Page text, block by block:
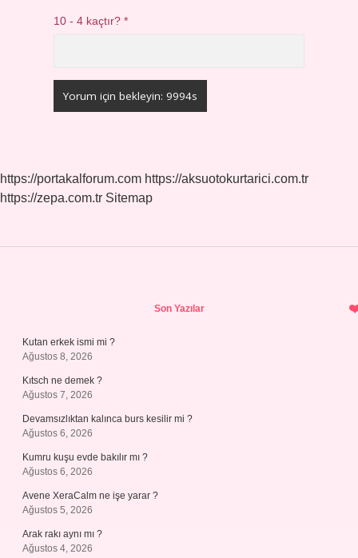
10 - 4 kaçtır?*
https://portakalforum.com https://aksuotokurtarici.com.tr
https://zepa.com.tr Sitemap
Son Yazılar
Kutan erkek ismi mi ?
Ağustos 8, 2026
Kıtsch ne demek ?
Ağustos 7, 2026
Devamsızlıktan kalınca burs kesilir mi ?
Ağustos 6, 2026
Kumru kuşu evde bakılır mı ?
Ağustos 6, 2026
Avene XeraCalm ne işe yarar ?
Ağustos 5, 2026
Arak rakı aynı mı ?
Ağustos 4, 2026